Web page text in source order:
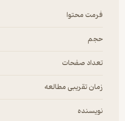
فرمت محتوا
حجم
تعداد صفحات
زمان تقریبی مطالعه
نویسنده